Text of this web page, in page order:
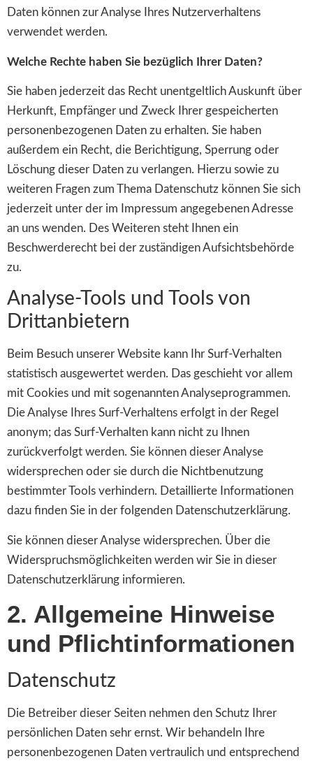
Daten können zur Analyse Ihres Nutzerverhaltens
verwendet werden.
Welche Rechte haben Sie bezüglich Ihrer Daten?
Sie haben jederzeit das Recht unentgeltlich Auskunft über
Herkunft, Empfänger und Zweck Ihrer gespeicherten
personenbezogenen Daten zu erhalten. Sie haben
außerdem ein Recht, die Berichtigung, Sperrung oder
Löschung dieser Daten zu verlangen. Hierzu sowie zu
weiteren Fragen zum Thema Datenschutz können Sie sich
jederzeit unter der im Impressum angegebenen Adresse
an uns wenden. Des Weiteren steht Ihnen ein
Beschwerderecht bei der zuständigen Aufsichtsbehörde
zu.
Analyse-Tools und Tools von
Drittanbietern
Beim Besuch unserer Website kann Ihr Surf-Verhalten
statistisch ausgewertet werden. Das geschieht vor allem
mit Cookies und mit sogenannten Analyseprogrammen.
Die Analyse Ihres Surf-Verhaltens erfolgt in der Regel
anonym; das Surf-Verhalten kann nicht zu Ihnen
zurückverfolgt werden. Sie können dieser Analyse
widersprechen oder sie durch die Nichtbenutzung
bestimmter Tools verhindern. Detaillierte Informationen
dazu finden Sie in der folgenden Datenschutzerklärung.
Sie können dieser Analyse widersprechen. Über die
Widerspruchsmöglichkeiten werden wir Sie in dieser
Datenschutzerklärung informieren.
2. Allgemeine Hinweise
und Pflichtinformationen
Datenschutz
Die Betreiber dieser Seiten nehmen den Schutz Ihrer
persönlichen Daten sehr ernst. Wir behandeln Ihre
personenbezogenen Daten vertraulich und entsprechend